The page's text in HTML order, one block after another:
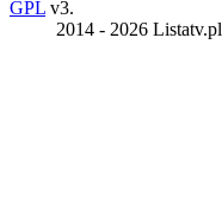
GPL v3.
2014 - 2026 Listatv.pl